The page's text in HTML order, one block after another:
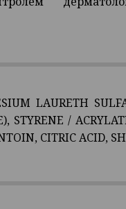
LAURETH
STYRENE /
CITRIC ACID,